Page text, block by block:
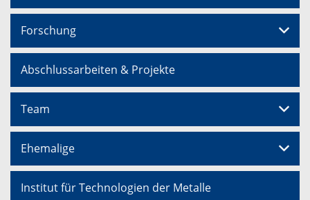
Forschung
Abschlussarbeiten & Projekte
Team
Ehemalige
Institut für Technologien der Metalle